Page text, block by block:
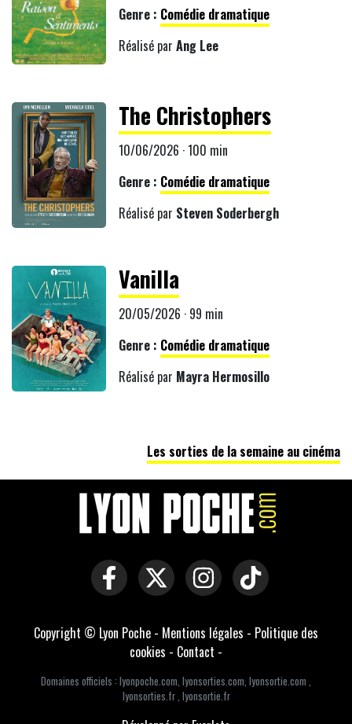
Genre : Comédie dramatique
Réalisé par Ang Lee
The Christophers
10/06/2026 · 100 min
Genre : Comédie dramatique
Réalisé par Steven Soderbergh
Vanilla
20/05/2026 · 99 min
Genre : Comédie dramatique
Réalisé par Mayra Hermosillo
Les sorties de la semaine au cinéma
Copyright © Lyon Poche - Mentions légales - Politique des
cookies - Contact -
Domaines officiels : lyonpoche.com, lyonsorties.com, lyonsortie.com ,
lyonsorties.fr, lyonsortie.fr